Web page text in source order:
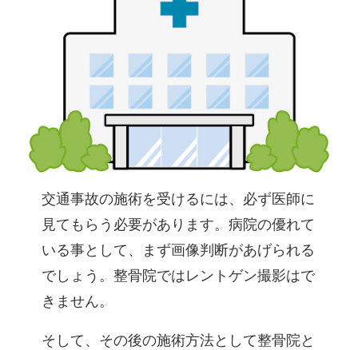
交通事故の施術を受けるには、必ず医師に
見てもらう必要があります。病院の優れて
いる事として、まず画像判断があげられる
でしょう。整骨院ではレントゲン撮影はで
きません。
そして、その後の施術方法として整骨院と